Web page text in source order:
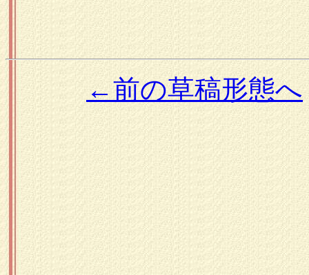
←前の草稿形態へ